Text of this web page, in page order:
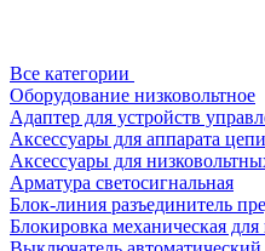
Все категории
Оборудование низковольтное
Адаптер для устройств
Аксессуары для аппарата
Аксессуары для
Арматура светосигнальная
Блок-линия разъединитель
Блокировка механическая